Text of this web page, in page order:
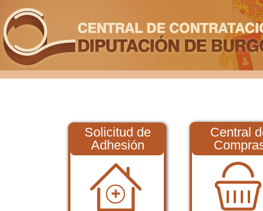
Solicitud de
Adhesión
Central